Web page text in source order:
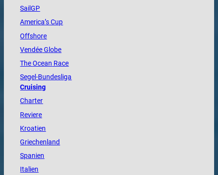
SailGP
America’s Cup
Offshore
VendéeGlobe
TheOcean Race
Segel-Bundesliga
Cruising
Charter
Reviere
Kroatien
Griechenland
Spanien
Italien